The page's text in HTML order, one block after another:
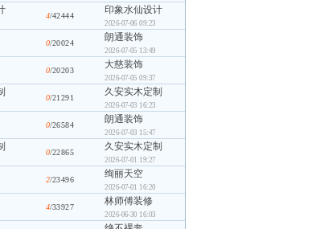
4/42444 印象水仙设计
2026-07-06 09:23
0/20024 朗通装饰
2026-07-05 13:49
0/20203 大慈装饰
2026-07-05 09:37
0/21291 久安实木定制
2026-07-03 16:23
0/26584 朗通装饰
2026-07-03 15:47
0/22865 久安实木定制
2026-07-01 19:27
2/23496 绚丽天空
2026-07-01 16:20
4/33927 林师傅装修
2026-06-30 16:03